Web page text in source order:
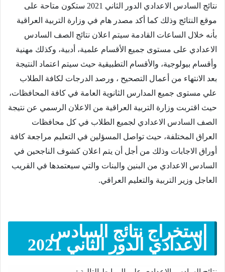
نتائج السادس الاعدادي الدور الثاني 2021 ستكون متاحة على
موقع النتائج وذلك كما أكد مصدر هام في وزارة التربية العراقية
بأنه خلال الساعات القادمة سيتم اعلان نتائج الصف السادس
الاعدادي على مستوى جميع الأقسام علمية، أدبية، وكذلك مهنية
وأقسام بيولوجية، والأقسام التطبيقية حيث سيتم اعتماد النتيجة
بعد الانتهاء من أعمال التصحيح ، ورصد الدرجات لكافة الطلاب
علي مستوى جميع المدارس الثانوية العامة في كافة المحافظات،
حيث اقتربت وزارة التربية العراقية من الاعلان الرسمي عن نتيجة
الصف السادس الاعدادي لجميع الطلاب في كل محافظات
العراق المختلفة، حيث تواصل المسؤلين في التعليم مراجعة كافة
أوراق الاجابات وذلك من أجل أن يتم اعلان كشوف الناجحين في
السادس الاعدادي من البنين والبنات والتي سيعتمدها في القريب
العاجل وزير التربية والتعليم العراقي.
استخراج نتائج السادس
الاعدادي الدور الثاني 2021